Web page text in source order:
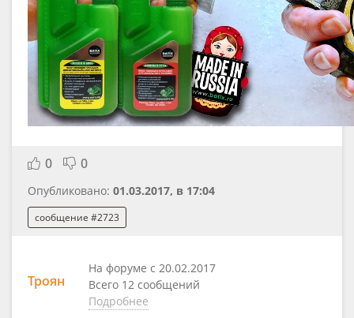
0 0
Опубликовано: 01.03.2017, в 17:04
сообщение #2723
Троян
На форуме с 20.02.2017
Всего 12 сообщений
Подробнее